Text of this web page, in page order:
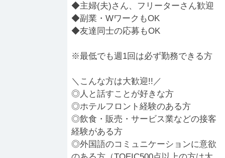
◆主婦(夫)さん、フリーターさん歓迎
◆副業・WワークもOK
◆友達同士の応募もOK
※最低でも週1回は必ず勤務できる方
＼こんな方は大歓迎!!／
◎人と話すことが好きな方
◎ホテルフロント経験のある方
◎飲食・販売・サービス業などの接客
経験がある方
◎外国語のコミュニケーションに意欲